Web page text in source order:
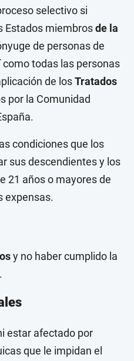
selectivo si
Estados miembrosde la
de personas de
todas las personas
de losTratados
por la Comunidad
condiciones que los
sus descendientes y los
21 años o mayores de
expensas.
y no haber cumplido la
estar afectado por
que le impidan el